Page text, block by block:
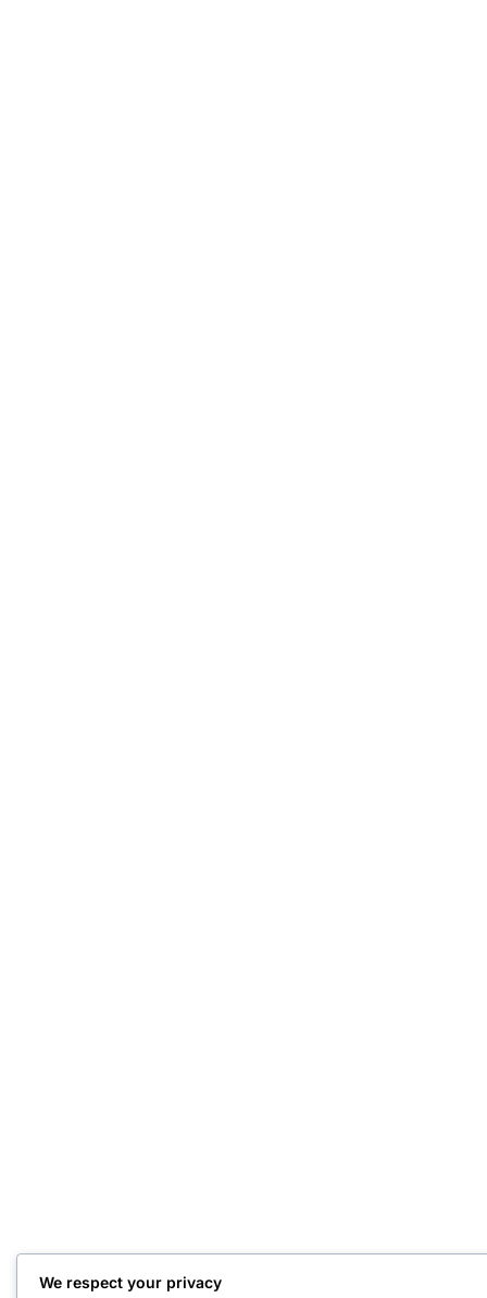
We respect your privacy